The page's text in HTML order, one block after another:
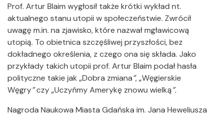
Prof. Artur Blaim wygłosił także krótki wykład nt.
aktualnego stanu utopii w społeczeństwie. Zwrócił
uwagę m.in. na zjawisko, które nazwał mgławicową
utopią. To obietnica szczęśliwej przyszłości, bez
dokładnego określenia, z czego ona się składa. Jako
przykłady takich utopii prof. Artur Blaim podał hasła
polityczne takie jak „Dobra zmiana”, „Węgierskie
Węgry”czy „Uczyńmy Amerykę znowu wielką”.
Nagroda Naukowa Miasta Gdańska im. Jana Heweliusza